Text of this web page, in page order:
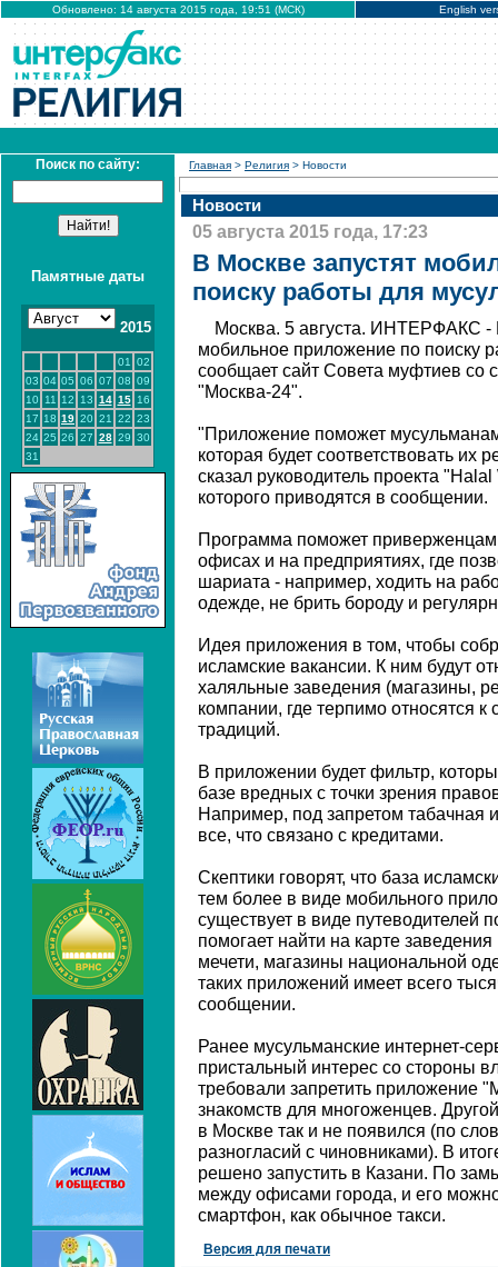
Обновлено: 14 августа 2015 года, 19:51 (МСК) English
Поиск по сайту:
Памятные даты
2015
01
02
03 04 05 06 07 08 09
10
11 12 13 14 15 16
17 18 19 20 21 22 23
24 25 26 27 28 29 30
31
Главная > Религия > Новости
Новости
05 августа 2015 года, 17:23
В Москве запустят
поиску работы для
Москва. 5 августа. ИНТЕРФАКС -
мобильное приложение по поиску
сообщает сайт Совета муфтиев со
"Москва-24".
"Приложение поможет
которая будет соответствовать их
сказал руководитель проекта
которого приводятся в сообщении.
Программа поможет приверженцам
офисах и на предприятиях, где
шариата - например, ходить на
одежде, не брить бороду и
Идея приложения в том, чтобы
исламские вакансии. К ним будут
халяльные заведения (магазины,
компании, где терпимо относятся
традиций.
В приложении будет фильтр,
базе вредных с точки зрения
Например, под запретом табачная
все, что связано с кредитами.
Скептики говорят, что база
тем более в виде мобильного
существует в виде путеводителей
помогает найти на карте
мечети, магазины национальной
таких приложений имеет всего
сообщении.
Ранее мусульманские интернет-
пристальный интерес со стороны
требовали запретить приложение
знакомств для многоженцев.
в Москве так и не появился (по
разногласий с чиновниками). В
решено запустить в Казани. По
между офисами города, и его
смартфон, как обычное такси.
Версия для печати